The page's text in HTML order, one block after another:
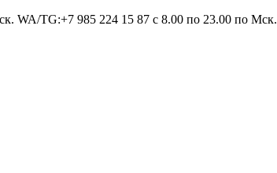
WA/TG:+7 985 224 15 87 c 8.00 по 23.00 по Мcк.